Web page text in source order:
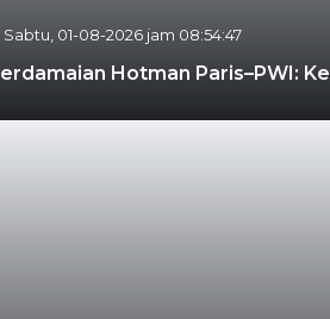
Sabtu, 01-08-2026 jam 08:54:47
Hotman Paris–PWI: